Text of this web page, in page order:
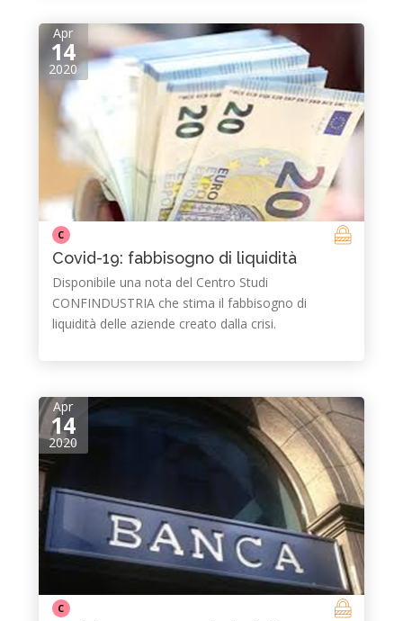
Apr
14
2020
C
Covid-19: fabbisogno di liquidità
Disponibile una nota del Centro Studi
CONFINDUSTRIA che stima il fabbisogno di
liquidità delle aziende creato dalla crisi.
Apr
14
2020
C